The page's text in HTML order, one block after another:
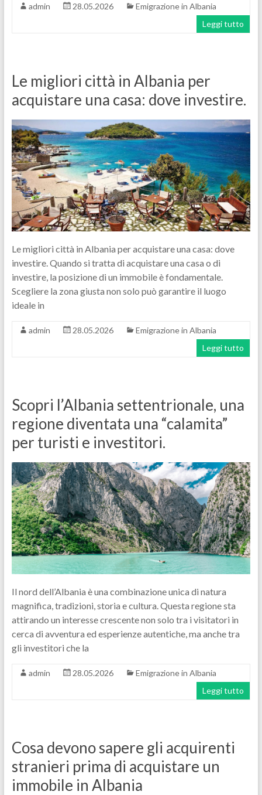
admin 28.05.2026
Emigrazione in Albania
Leggi tutto
Le migliori città in Albania per
acquistare una casa: dove investire.
Le migliori città in Albania per acquistare una casa: dove
investire. Quando si tratta di acquistare una casa o di
investire, la posizione di un immobile è fondamentale.
Scegliere la zona giusta non solo può garantire il luogo
ideale in
admin 28.05.2026
Emigrazione in Albania
Leggi tutto
Scopri l’Albania settentrionale, una
regione diventata una “calamita”
per turisti e investitori.
Il nord dell’Albania è una combinazione unica di natura
magnifica, tradizioni, storia e cultura. Questa regione sta
attirando un interesse crescente non solo tra i visitatori in
cerca di avventura ed esperienze autentiche, ma anche tra
gli investitori che la
admin 28.05.2026
Emigrazione in Albania
Leggi tutto
Cosa devono sapere gli acquirenti
stranieri prima di acquistare un
immobile in Albania